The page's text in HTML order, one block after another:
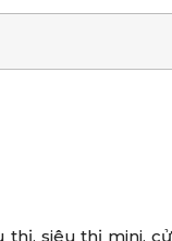
siêu thị mini,